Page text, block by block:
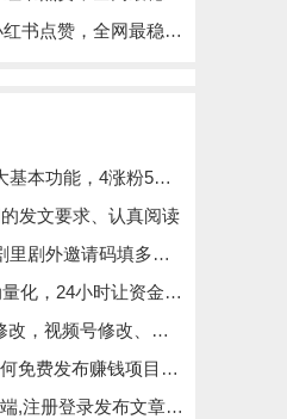
网最稳定绿色的项目，完全自动了
涨播放量6挂铁，为你揭开真实的面纱!
的发文要求、认真阅读
外邀请码填多少呢？
24小时让资金为你打工！
|橱窗修改|抖店修改|、招代理可单独购买
费发布赚钱项目文章
登录发布文章,操作介绍